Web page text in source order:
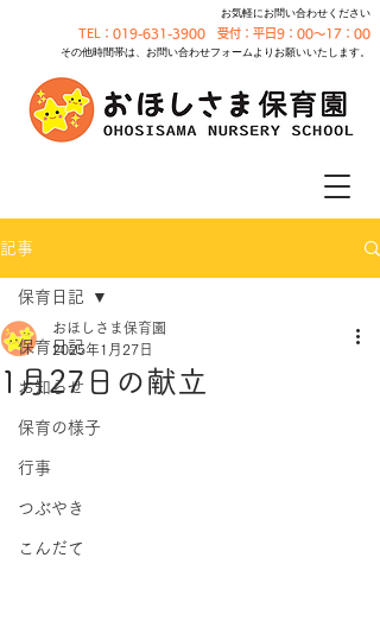
お気軽にお問い合わせください
TEL：019-631-3900 受付：平日9：00～17：00
その他時間帯は、お問い合わせフォームよりお願いいたします。
記事
保育日記
お知らせ
保育の様子
行事
つぶやき
こんだて
保育日記
1月27日の献立
おほしさま保育園
2025年1月27日